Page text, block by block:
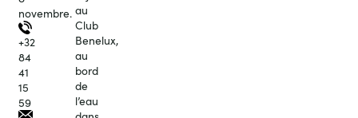
novembre.
+32
84
41
15
59
au
Club
Benelux,
au
bord
de
l’eau